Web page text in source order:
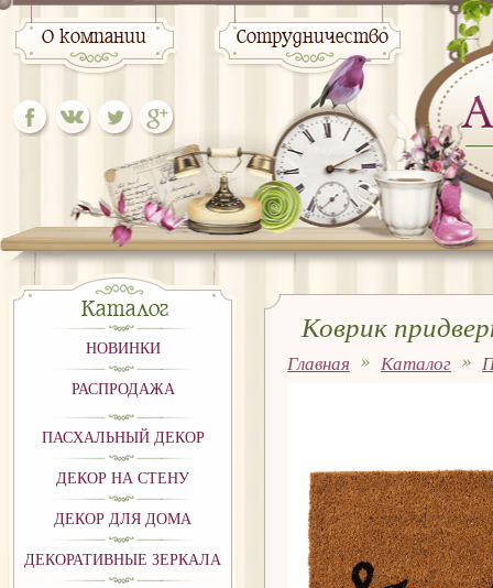
О компании Сотрудничество
Каталог
НОВИНКИ
РАСПРОДАЖА
ПАСХАЛЬНЫЙ ДЕКОР
ДЕКОР НА СТЕНУ
ДЕКОР ДЛЯ ДОМА
ДЕКОРАТИВНЫЕ ЗЕРКАЛА
Коврик
Главная Каталог